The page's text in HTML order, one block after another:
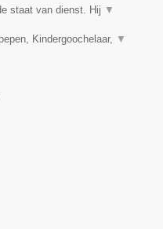
staat van dienst. Hij ▼
Kindergoochelaar, ▼